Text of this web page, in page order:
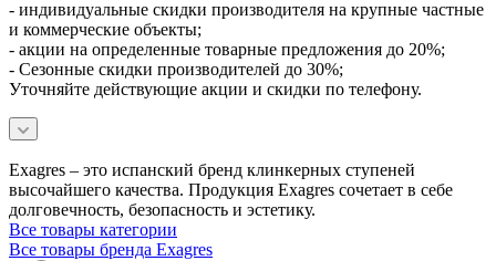
- индивидуальные скидки производителя на крупные частные
и коммерческие объекты;
- акции на определенные товарные предложения до 20%;
- Сезонные скидки производителей до 30%;
Уточняйте действующие акции и скидки по телефону.
Exagres – это испанский бренд клинкерных ступеней
высочайшего качества. Продукция Exagres сочетает в себе
долговечность, безопасность и эстетику.
Все товары категории
Все товары бренда Exagres